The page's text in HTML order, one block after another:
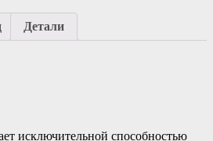
Детали
исключительной способностью